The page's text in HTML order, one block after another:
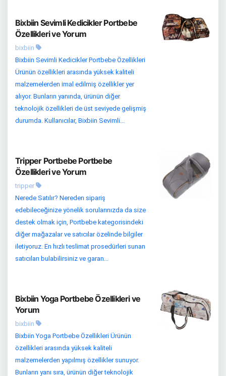
Bixbiin Sevimli Kedicikler Portbebe
Özellikleri ve Yorum
bixbiin
Bixbiin Sevimli Kedicikler Portbebe Özellikleri
Ürünün özellikleri arasında yüksek kaliteli
malzemelerden imal edilmiş özellikler yer
alıyor. Bunların yanında, ürünün diğer
teknolojik özellikleri de üst seviyede gelişmiş
durumda. Kullanıcılar, Bixbiin Sevimli...
Tripper Portbebe Portbebe
Özellikleri ve Yorum
tripper
Nerede Satılır? Nereden sipariş
edebileceğinize yönelik sorularınızda da size
destek olmak için, Portbebe kategorisindeki
diğer mağazalar ve satıcılar özelinde bilgiler
iletiyoruz. En hızlı teslimat prosedürleri sunan
satıcıları bulabilirsiniz ve garan...
Bixbiin Yoga Portbebe Özellikleri ve
Yorum
bixbiin
Bixbiin Yoga Portbebe Özellikleri Ürünün
özellikleri arasında yüksek kaliteli
malzemelerden yapılmış özellikler sunuyor.
Bunların yanı sıra, ürünün diğer teknolojik